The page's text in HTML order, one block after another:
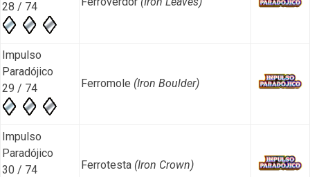
28 / 74
Impulso
Paradójico
29 / 74
Ferromole (Iron Boulder)
Impulso
Paradójico
30 / 74
Ferrotesta (Iron Crown)